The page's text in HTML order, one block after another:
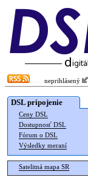
neprihlásený
DSL pripojenie
Ceny DSL
Dostupnosť DSL
Fórum o DSL
Výsledky meraní
Satelitná mapa SR